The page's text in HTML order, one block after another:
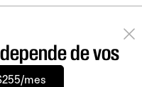
de vos
mes